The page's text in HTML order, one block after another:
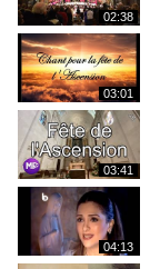
02:38
03:01
03:41
04:13